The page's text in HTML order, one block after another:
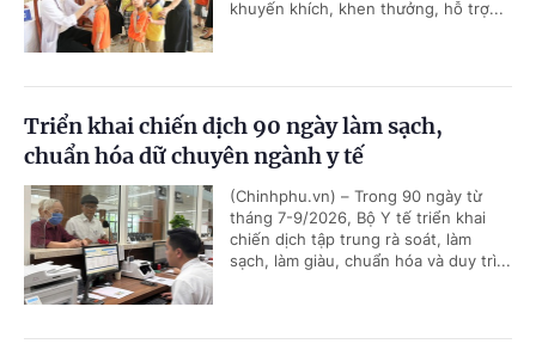
khuyến khích, khen thưởng, hỗ trợ...
Triển khai chiến dịch 90 ngày làm sạch,
chuẩn hóa dữ chuyên ngành y tế
(Chinhphu.vn) – Trong 90 ngày từ
tháng 7-9/2026, Bộ Y tế triển khai
chiến dịch tập trung rà soát, làm
sạch, làm giàu, chuẩn hóa và duy trì...